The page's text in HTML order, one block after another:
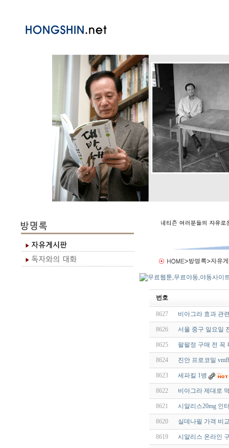
번호
8627 비아그라 효과 관
8626 서울 중구 일요일
8625 팔팔정 구매 전 꼭
8624 진안 프로코밀
8623 세파킬 1병
8622 비아그라 제대로
8621 시알리스20mg 인
8620 실데나필 가격 비
8619 시알리스 온라인